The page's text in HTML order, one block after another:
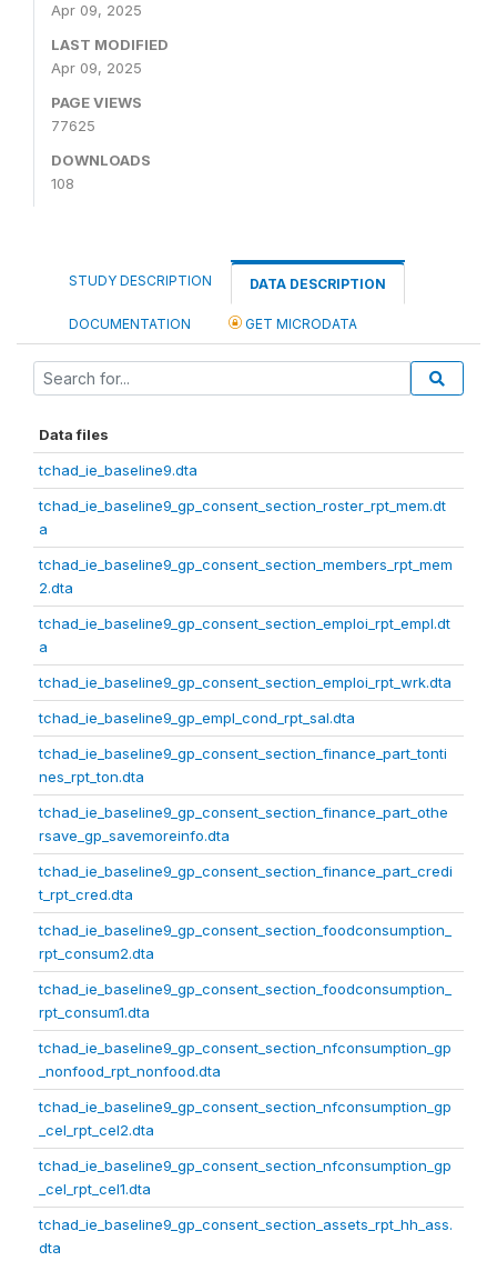
Apr 09, 2025
LAST MODIFIED
Apr 09, 2025
PAGE VIEWS
77625
DOWNLOADS
108
STUDY DESCRIPTION DATA DESCRIPTION
DOCUMENTATION GET MICRODATA
Data files
tchad_ie_baseline9.dta
tchad_ie_baseline9_gp_consent_section_roster_rpt_mem.dt
a
tchad_ie_baseline9_gp_consent_section_members_rpt_mem
2.dta
tchad_ie_baseline9_gp_consent_section_emploi_rpt_empl.dt
a
tchad_ie_baseline9_gp_consent_section_emploi_rpt_wrk.dta
tchad_ie_baseline9_gp_empl_cond_rpt_sal.dta
tchad_ie_baseline9_gp_consent_section_finance_part_tonti
nes_rpt_ton.dta
tchad_ie_baseline9_gp_consent_section_finance_part_othe
rsave_gp_savemoreinfo.dta
tchad_ie_baseline9_gp_consent_section_finance_part_credi
t_rpt_cred.dta
tchad_ie_baseline9_gp_consent_section_foodconsumption_
rpt_consum2.dta
tchad_ie_baseline9_gp_consent_section_foodconsumption_
rpt_consum1.dta
tchad_ie_baseline9_gp_consent_section_nfconsumption_gp
_nonfood_rpt_nonfood.dta
tchad_ie_baseline9_gp_consent_section_nfconsumption_gp
_cel_rpt_cel2.dta
tchad_ie_baseline9_gp_consent_section_nfconsumption_gp
_cel_rpt_cel1.dta
tchad_ie_baseline9_gp_consent_section_assets_rpt_hh_ass.
dta